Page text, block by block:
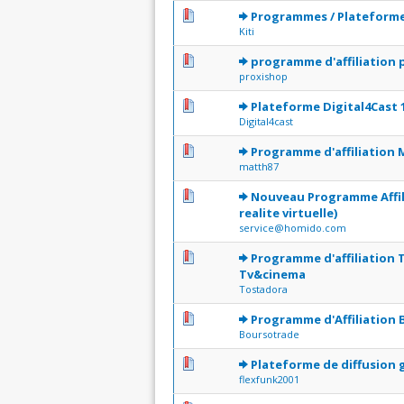
Programmes /
Kiti
0 Votes - 0 sur 5 en moyenne
12345
programme d'affiliation
proxishop
0 Votes - 0 sur 5 en moyenne
123 45
Plateforme Digital4Cast
Digital4cast
0 Votes - 0 sur 5 en moyenne
123 45
Programme d'affiliation
matth87
0 Votes - 0 sur 5 en moyenne
123 45
Nouveau Programme
realite virtuelle)
service@homido.com
0 Votes - 0 sur 5 en moyenne
1 2345
Programme d'affiliation
Tv&cinema
Tostadora
0 Votes - 0 sur 5 en moyenne
123 45
Programme d'Affiliation
Boursotrade
0 Votes - 0 sur 5 en moyenne
123 45
Plateforme de diffusion
flexfunk2001
0 Votes - 0 sur 5 en moyenne
123 45